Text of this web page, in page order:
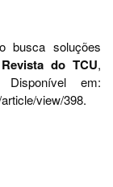
busca soluções
Revista do TCU,
em:
view/398.